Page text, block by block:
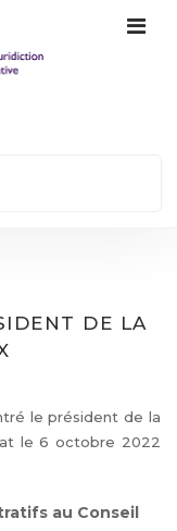
DE LA
le président de la
le 6 octobre 2022
au Conseil